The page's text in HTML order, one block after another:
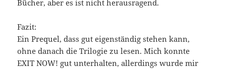
Bücher, aber es ist nicht herausragend.
Fazit:
Ein Prequel, dass gut eigenständig stehen kann,
ohne danach die Trilogie zu lesen. Mich konnte
EXIT NOW! gut unterhalten, allerdings wurde mir